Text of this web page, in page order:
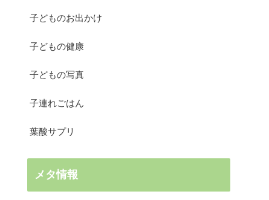
子どものお出かけ
子どもの健康
子どもの写真
子連れごはん
葉酸サプリ
メタ情報